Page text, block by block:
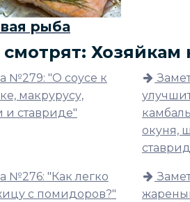
рыба
Хозяйкам
№279: "О соусе к
макрурусу,
и ставриде"
окуня,
№276: "Как легко
с помидоров?"